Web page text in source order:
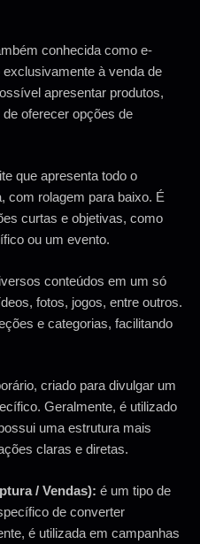
conhecida como e-
à venda de
apresentar produtos,
oferecer opções de
que apresenta todo o
com rolagem para baixo. É
curtas e objetivas, como
ou um evento.
conteúdos em um só
fotos, jogos, entre outros.
e categorias, facilitando
criado para divulgar um
Geralmente, é utilizado
uma estrutura mais
claras e diretas.
/ Vendas): é um tipo de
de converter
é utilizada em campanhas